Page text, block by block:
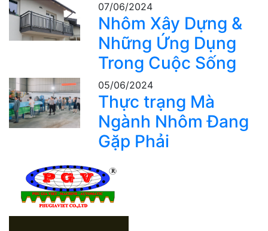
07/06/2024
Nhôm Xây Dựng &
Những Ứng Dụng
Trong Cuộc Sống
05/06/2024
Thực trạng Mà
Ngành Nhôm Đang
Gặp Phải